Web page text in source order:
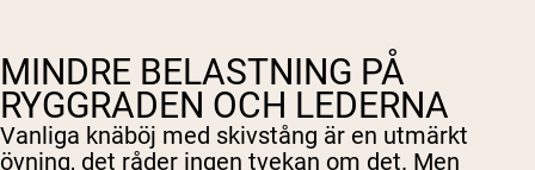
MINDRE BELASTNING PÅ
RYGGRADEN OCH LEDERNA
Vanliga knäböj med skivstång är en utmärkt
övning, det råder ingen tvekan om det. Men